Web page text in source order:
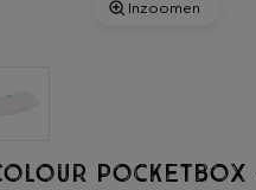
Inzoomen
pocketbox